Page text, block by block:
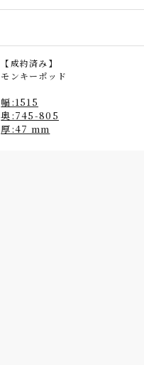
【成約済み】
モンキーポッド
幅:1515
奥:745-805
厚:47 mm